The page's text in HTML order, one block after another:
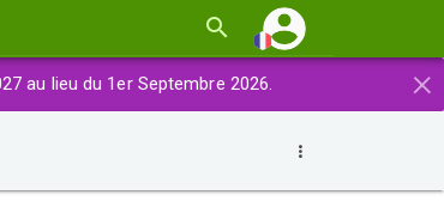
×
au lieu du 1er Septembre 2026.